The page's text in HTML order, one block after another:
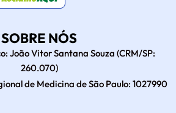
SOBRE NÓS
João Vitor Santana Souza (CRM/SP:
260.070)
de Medicina de São Paulo: 1027990